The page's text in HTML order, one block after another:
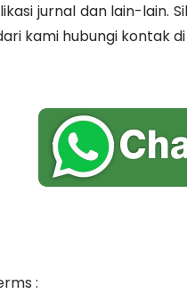
jurnal dan lain-lain.
kami hubungi kontak
: